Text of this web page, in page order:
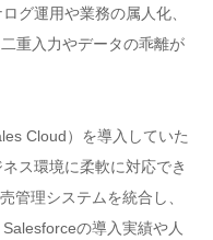
グ運用や業務の属人化、
重入力やデータの乖離が
Cloud）を導入していた
ス環境に柔軟に対応でき
管理システムを統合し、
の導入実績や人